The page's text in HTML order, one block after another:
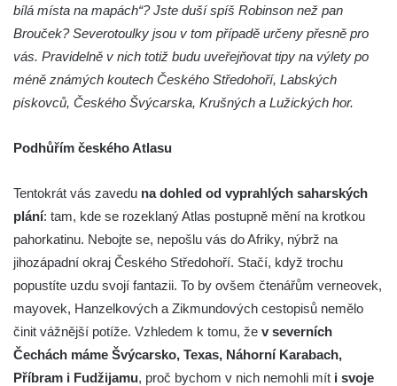
bílá místa na mapách“? Jste duší spíš Robinson než pan
Brouček? Severotoulky jsou v tom případě určeny přesně pro
vás. Pravidelně v nich totiž budu uveřejňovat tipy na výlety po
méně známých koutech Českého Středohoří, Labských
pískovců, Českého Švýcarska, Krušných a Lužických hor.
Podhůřím českého Atlasu
Tentokrát vás zavedu na dohled od vyprahlých saharských
plání: tam, kde se rozeklaný Atlas postupně mění na krotkou
pahorkatinu. Nebojte se, nepošlu vás do Afriky, nýbrž na
jihozápadní okraj Českého Středohoří. Stačí, když trochu
popustíte uzdu svojí fantazii. To by ovšem čtenářům verneovek,
mayovek, Hanzelkových a Zikmundových cestopisů nemělo
činit vážnější potíže. Vzhledem k tomu, že v severních
Čechách máme Švýcarsko, Texas, Náhorní Karabach,
Příbram i Fudžijamu, proč bychom v nich nemohli mít i svoje